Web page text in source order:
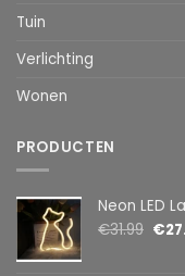
Tuin
Verlichting
Wonen
PRODUCTEN
Neon LED Lamp Kat –
€31.99 €